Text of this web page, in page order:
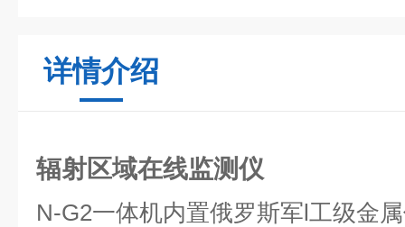
详情介绍
辐射区域在线监测仪
N-G2一体机内置俄罗斯军l工级金